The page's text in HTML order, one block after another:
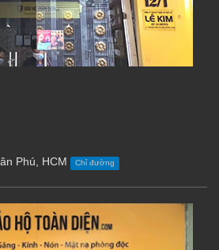
Phú, HCM
Chỉ đường